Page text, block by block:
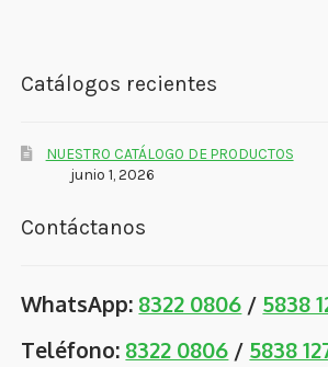
Catálogos recientes
NUESTRO CATÁLOGO DE PRODUCTOS
junio 1, 2026
Contáctanos
WhatsApp: 8322 0806 / 5838
Teléfono: 8322 0806 / 5838